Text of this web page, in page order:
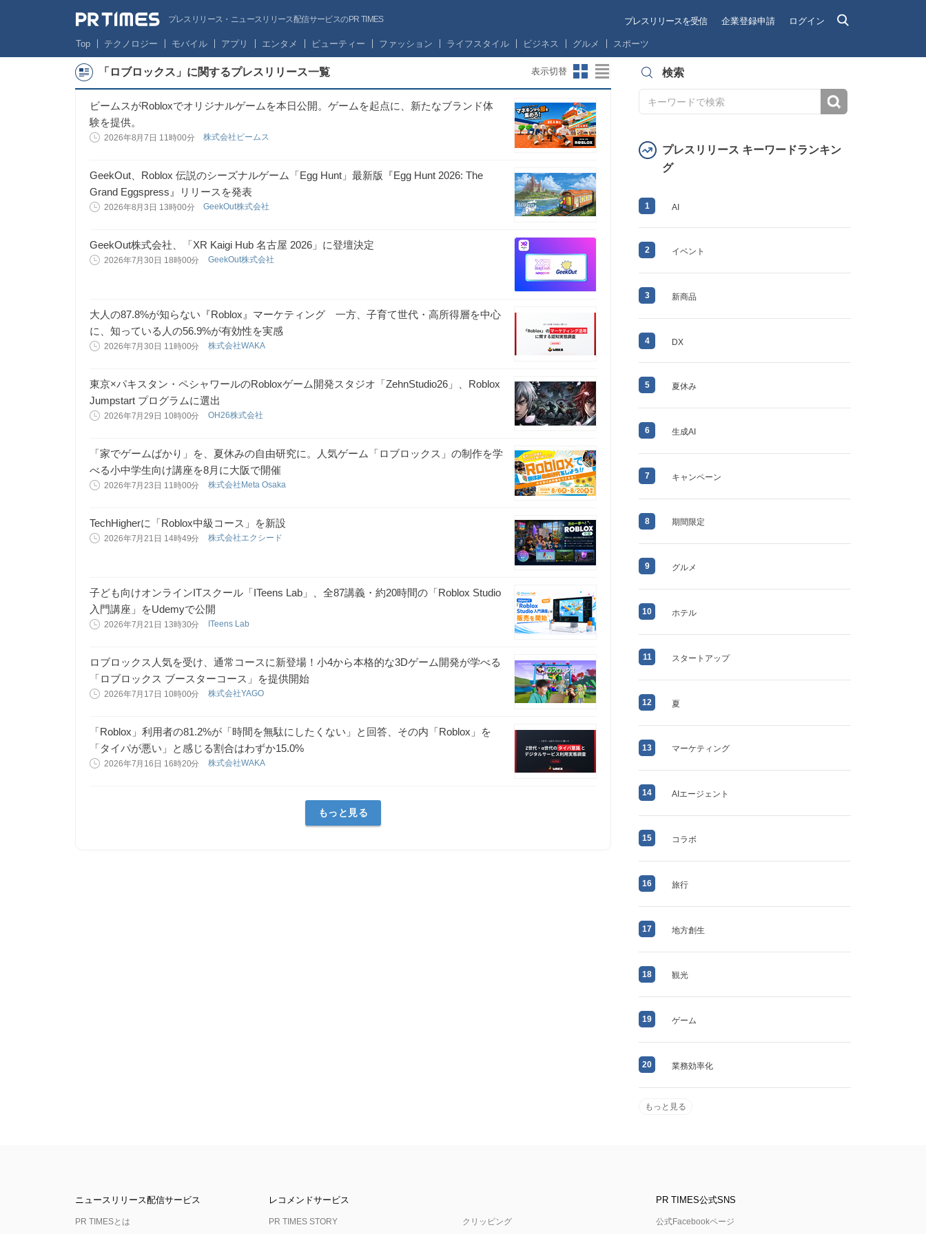
プレスリリース・ニュースリリース配信サービスのPR TIMES プレスリリースを受信 企業登録申請 ログイン
Top テクノロジー モバイル アプリ エンタメ ビューティー ファッション ライフスタイル ビジネス グルメ スポーツ
「ロブロックス」に関するプレスリリース一覧 表示切替
ビームスがRobloxでオリジナルゲームを本日公開。ゲームを起点に、新たなブランド体
験を提供。
2026年8月7日 11時00分 株式会社ビームス
GeekOut、Roblox 伝説のシーズナルゲーム「Egg Hunt」最新版『Egg Hunt 2026: The
Grand Eggspress』リリースを発表
2026年8月3日 13時00分 GeekOut株式会社
GeekOut株式会社、「XR Kaigi Hub 名古屋 2026」に登壇決定
2026年7月30日 18時00分 GeekOut株式会社
大人の87.8%が知らない『Roblox』マーケティング 一方、子育て世代・高所得層を中心
に、知っている人の56.9%が有効性を実感
2026年7月30日 11時00分 株式会社WAKA
東京×パキスタン・ペシャワールのRobloxゲーム開発スタジオ「ZehnStudio26」、Roblox
Jumpstart プログラムに選出
2026年7月29日 10時00分 OH26株式会社
「家でゲームばかり」を、夏休みの自由研究に。人気ゲーム「ロブロックス」の制作を学
べる小中学生向け講座を8月に大阪で開催
2026年7月23日 11時00分 株式会社Meta Osaka
TechHigherに「Roblox中級コース」を新設
2026年7月21日 14時49分 株式会社エクシード
子ども向けオンラインITスクール「ITeens Lab」、全87講義・約20時間の「Roblox Studio
入門講座」をUdemyで公開
2026年7月21日 13時30分 ITeens Lab
ロブロックス人気を受け、通常コースに新登場！小4から本格的な3Dゲーム開発が学べる
「ロブロックス ブースターコース」を提供開始
2026年7月17日 10時00分 株式会社YAGO
「Roblox」利用者の81.2%が「時間を無駄にしたくない」と回答、その内「Roblox」を
「タイパが悪い」と感じる割合はわずか15.0%
2026年7月16日 16時20分 株式会社WAKA
もっと見る
検索
プレスリリース キーワードランキン
グ
1 AI
2 イベント
3 新商品
4 DX
5 夏休み
6 生成AI
7 キャンペーン
8 期間限定
9 グルメ
10 ホテル
11 スタートアップ
12 夏
13 マーケティング
14 AIエージェント
15 コラボ
16 旅行
17 地方創生
18 観光
19 ゲーム
20 業務効率化
もっと見る
ニュースリリース配信サービス
PR TIMESとは
レコメンドサービス
PR TIMES STORY クリッピング
PR TIMES公式SNS
公式Facebookページ